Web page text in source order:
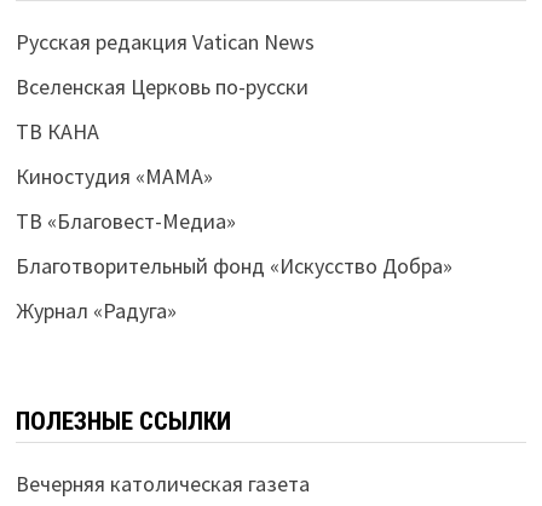
Русская редакция Vatican News
Вселенская Церковь по-русски
ТВ КАНА
Киностудия «МАМА»
ТВ «Благовест-Медиа»
Благотворительный фонд «Искусство Добра»
Журнал «Радуга»
ПОЛЕЗНЫЕ ССЫЛКИ
Вечерняя католическая газета